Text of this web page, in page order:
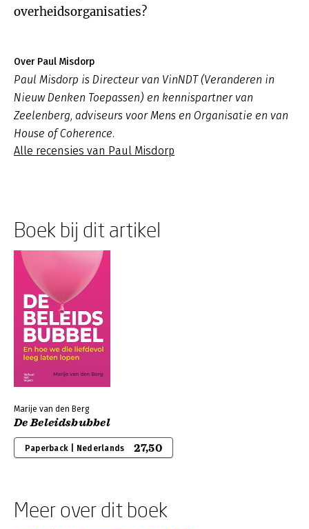
overheidsorganisaties?
Over Paul Misdorp
Paul Misdorp is Directeur van VinNDT (Veranderen in
Nieuw Denken Toepassen) en kennispartner van
Zeelenberg, adviseurs voor Mens en Organisatie en van
House of Coherence.
Alle recensies van Paul Misdorp
Boek bij dit artikel
Marije van den Berg
De Beleidsbubbel
Paperback | Nederlands 27,50
Meer over dit boek